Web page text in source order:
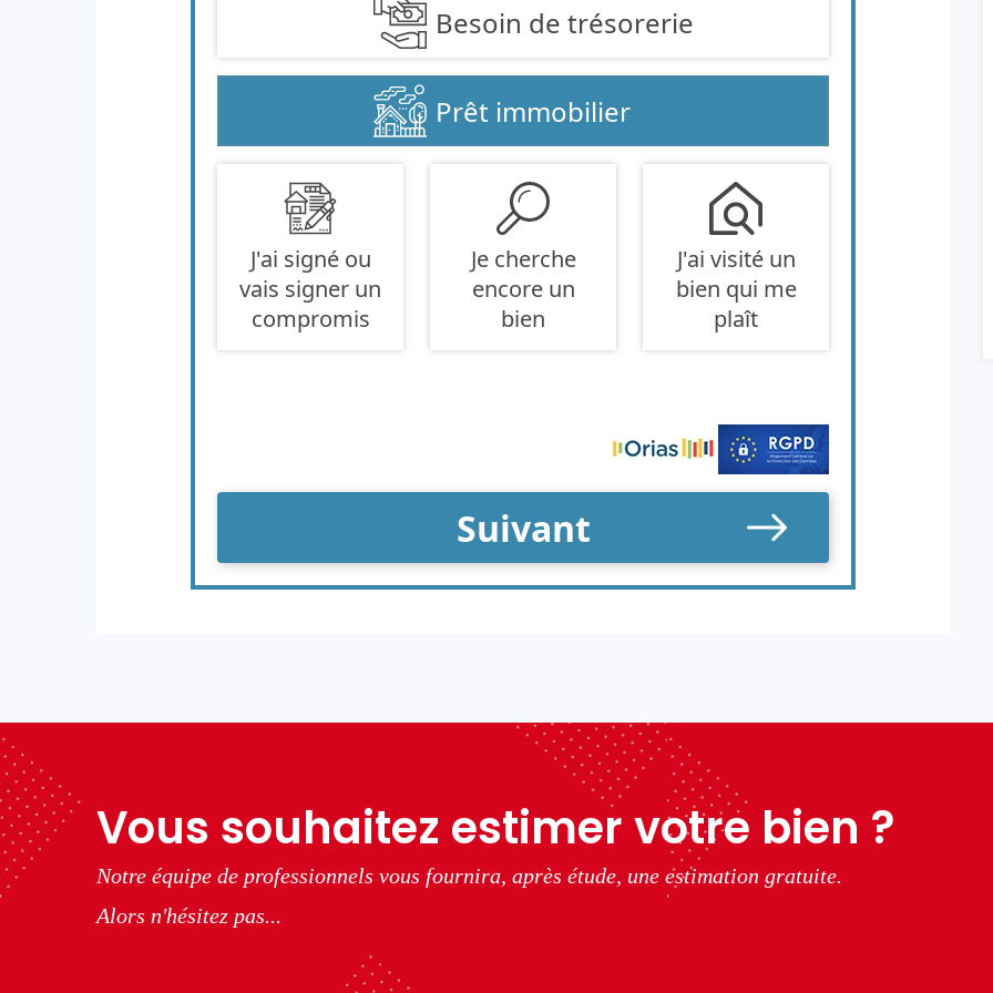
Vous souhaitez estimer votre bien ?
Notre équipe de professionnels vous fournira, après étude, une estimation gratuite.
Alors n'hésitez pas...